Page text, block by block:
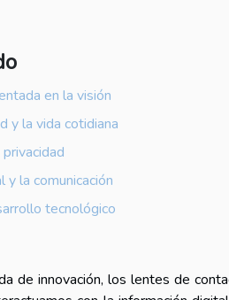
en la visión
y la vida cotidiana
y la comunicación
tecnológico
de innovación, los lentes de